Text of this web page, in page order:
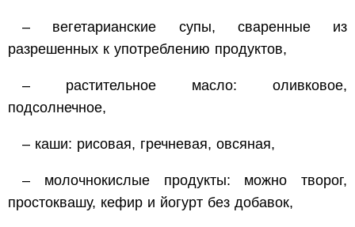
– вегетарианские супы, сваренные из
разрешенных к употреблению продуктов,
– растительное масло: оливковое,
подсолнечное,
– каши: рисовая, гречневая, овсяная,
– молочнокислые продукты: можно творог,
простоквашу, кефир и йогурт без добавок,